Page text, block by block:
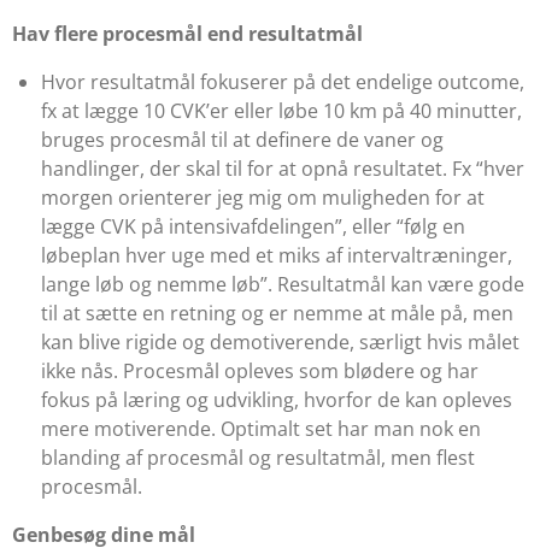
Hav flere procesmål end resultatmål
Hvor resultatmål fokuserer på det endelige outcome,
fx at lægge 10 CVK’er eller løbe 10 km på 40 minutter,
bruges procesmål til at definere de vaner og
handlinger, der skal til for at opnå resultatet. Fx “hver
morgen orienterer jeg mig om muligheden for at
lægge CVK på intensivafdelingen”, eller “følg en
løbeplan hver uge med et miks af intervaltræninger,
lange løb og nemme løb”. Resultatmål kan være gode
til at sætte en retning og er nemme at måle på, men
kan blive rigide og demotiverende, særligt hvis målet
ikke nås. Procesmål opleves som blødere og har
fokus på læring og udvikling, hvorfor de kan opleves
mere motiverende. Optimalt set har man nok en
blanding af procesmål og resultatmål, men flest
procesmål.
Genbesøg dine mål